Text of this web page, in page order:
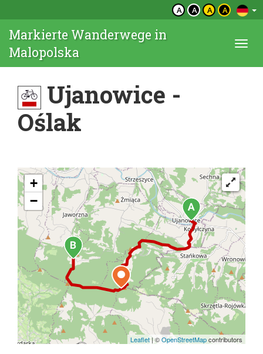
A A A A
Markierte Wanderwege in
Malopolska
Ujanowice -
Oślak
+
−
Leaflet | ©OpenStreetMapcontributors